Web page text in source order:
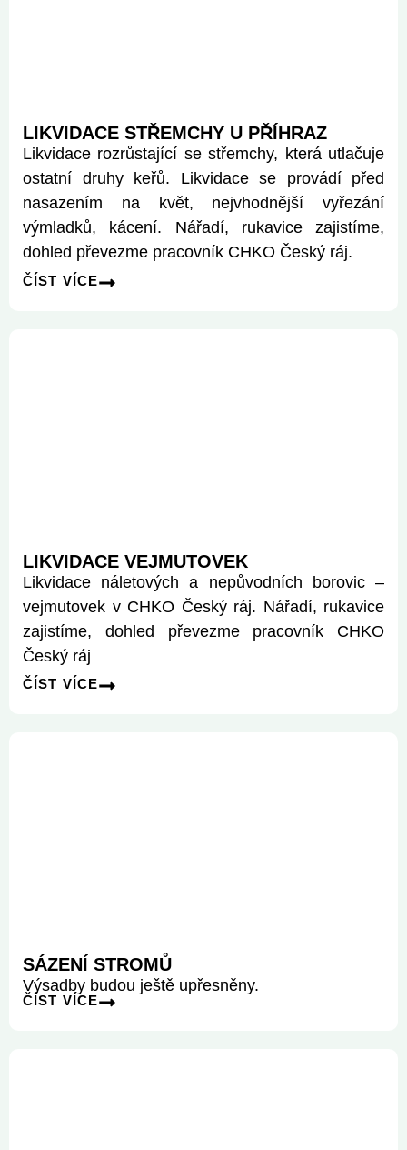
LIKVIDACE STŘEMCHY U PŘÍHRAZ
Likvidace rozrůstající se střemchy, která utlačuje
ostatní druhy keřů. Likvidace se provádí před
nasazením na květ, nejvhodnější vyřezání
výmladků, kácení. Nářadí, rukavice zajistíme,
dohled převezme pracovník CHKO Český ráj.
ČÍST VÍCE
LIKVIDACE VEJMUTOVEK
Likvidace náletových a nepůvodních borovic –
vejmutovek v CHKO Český ráj. Nářadí, rukavice
zajistíme, dohled převezme pracovník CHKO
Český ráj
ČÍST VÍCE
SÁZENÍ STROMŮ
Výsadby budou ještě upřesněny.
ČÍST VÍCE